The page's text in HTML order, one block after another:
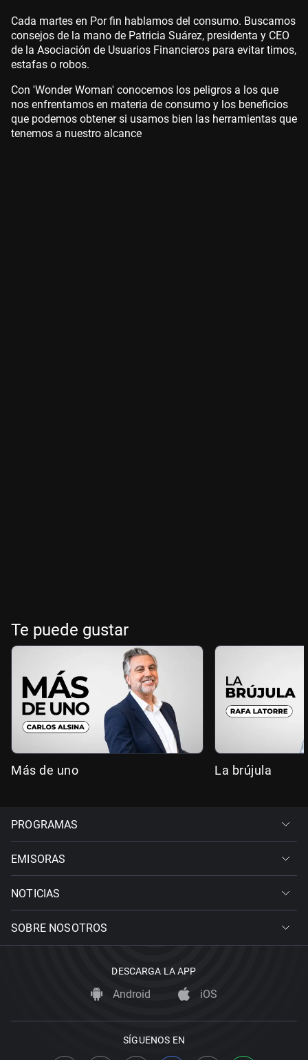
Cada martes en Por fin hablamos del consumo. Buscamos
consejos de la mano de Patricia Suárez, presidenta y CEO
de la Asociación de Usuarios Financieros para evitar timos,
estafas o robos.
Con 'Wonder Woman' conocemos los peligros a los que
nos enfrentamos en materia de consumo y los beneficios
que podemos obtener si usamos bien las herramientas que
tenemos a nuestro alcance
Te puede gustar
Más de uno La brújula
PROGRAMAS
EMISORAS
NOTICIAS
SOBRE NOSOTROS
DESCARGA LA APP
Android iOS
SÍGUENOS EN